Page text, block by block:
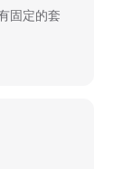
固定的套